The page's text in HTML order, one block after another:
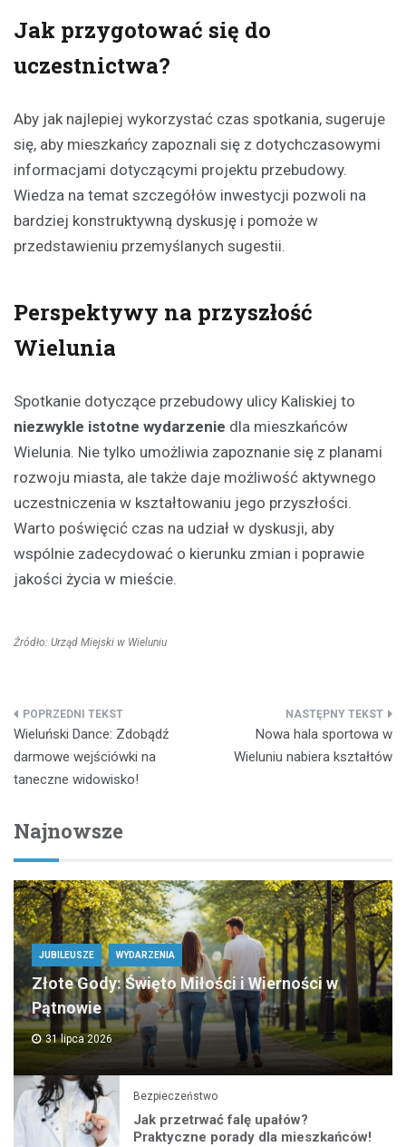
Jak przygotować się do
uczestnictwa?
Aby jak najlepiej wykorzystać czas spotkania, sugeruje
się, aby mieszkańcy zapoznali się z dotychczasowymi
informacjami dotyczącymi projektu przebudowy.
Wiedza na temat szczegółów inwestycji pozwoli na
bardziej konstruktywną dyskusję i pomoże w
przedstawieniu przemyślanych sugestii.
Perspektywy na przyszłość
Wielunia
Spotkanie dotyczące przebudowy ulicy Kaliskiej to
niezwykle istotne wydarzenie dla mieszkańców
Wielunia. Nie tylko umożliwia zapoznanie się z planami
rozwoju miasta, ale także daje możliwość aktywnego
uczestniczenia w kształtowaniu jego przyszłości.
Warto poświęcić czas na udział w dyskusji, aby
wspólnie zadecydować o kierunku zmian i poprawie
jakości życia w mieście.
Źródło: Urząd Miejski w Wieluniu
Nawigacja
wpisu
Wieluński Dance: Zdobądź
darmowe wejściówki na
taneczne widowisko!
Nowa hala sportowa w
Wieluniu nabiera kształtów
Najnowsze
JUBILEUSZE WYDARZENIA
Złote Gody: Święto Miłości i Wierności w
Pątnowie
31 lipca 2026
Bezpieczeństwo
Jak przetrwać falę upałów?
Praktyczne porady dla mieszkańców!